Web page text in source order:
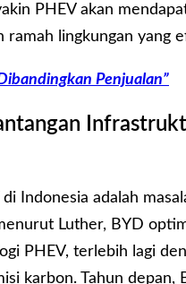
PHEV akan
ramah lingkungan yang
Penjualan”
Indonesia adalah
Luther, BYD
PHEV, terlebih lagi
karbon. Tahun depan,